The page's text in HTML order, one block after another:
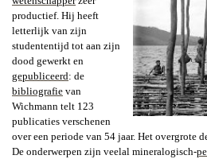
productief. Hij heeft
letterlijk van zijn
studententijd tot aan zijn
dood gewerkt en
gepubliceerd: de
bibliografie van
Wichmann telt 123
publicaties verschenen
over een periode van 54 jaar. Het overgrote
De onderwerpen zijn veelal mineralogisch-